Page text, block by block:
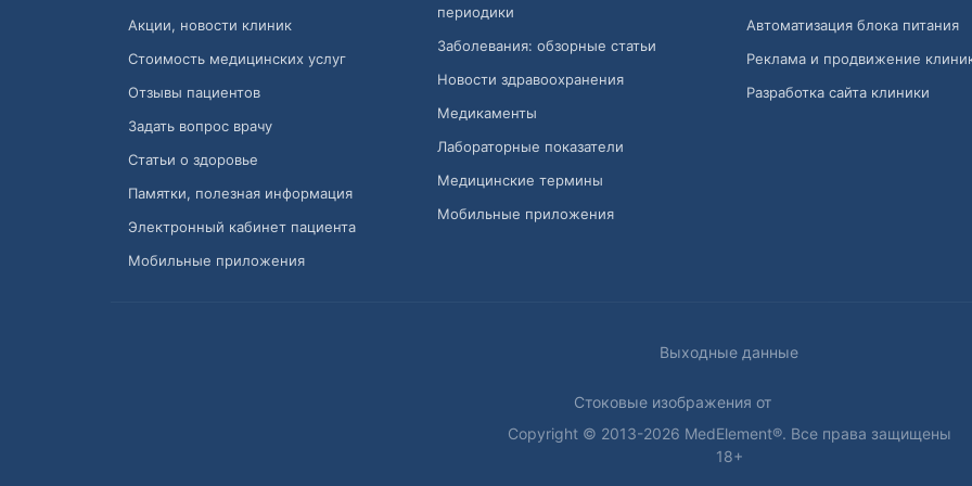
Акции, новости клиник
Стоимость медицинских услуг
Отзывы пациентов
Задать вопрос врачу
Статьи о здоровье
Памятки, полезная информация
Электронный кабинет пациента
Мобильные приложения
периодики
Заболевания: обзорные статьи
Новости здравоохранения
Медикаменты
Лабораторные показатели
Медицинские термины
Мобильные приложения
Автоматизация блока питания
Реклама и продвижение
Разработка сайта клиники
Выходные данные
Стоковые изображения от
Copyright © 2013-2026 MedElement®. Все права защищены
18+